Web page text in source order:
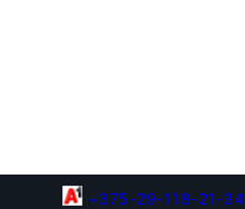
+375-29-118-21-34